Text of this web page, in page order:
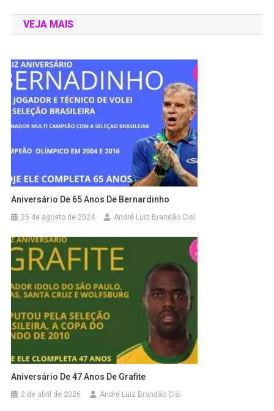
VEJA MAIS
Aniversário De 65 Anos De Bernardinho
25 de agosto de 2024 André Luiz Brandão Cisi
Aniversário De 47 Anos De Grafite
2 de abril de 2026 André Luiz Brandão Cisi